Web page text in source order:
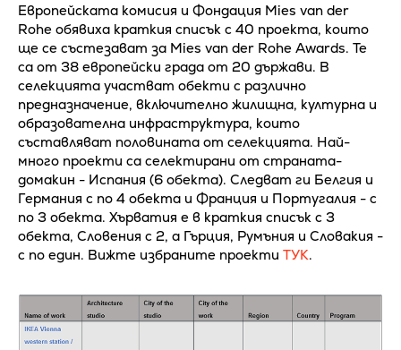
Европейската комисия и Фондация Mies van der
Rohe обявиха краткия списък с 40 проекта, които
ще се състезават за Mies van der Rohe Awards. Те
са от 38 европейски града от 20 държави. В
селекцията участват обекти с различно
предназначение, включително жилищна, културна и
образователна инфраструктура, които
съставляват половината от селекцията. Най-
много проекти са селектирани от страната-
домакин - Испания (6 обекта). Следват ги Белгия и
Германия с по 4 обекта и Франция и Португалия - с
по 3 обекта. Хърватия е в краткия списък с 3
обекта, Словения с 2, а Гърция, Румъния и Словакия -
с по един. Вижте избраните проекти ТУК.